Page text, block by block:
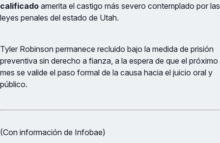
calificado amerita el castigo más severo contemplado por las
leyes penales del estado de Utah.
Tyler Robinson permanece recluido bajo la medida de prisión
preventiva sin derecho a fianza, a la espera de que el próximo
mes se valide el paso formal de la causa hacia el juicio oral y
público.
(Con información de Infobae)